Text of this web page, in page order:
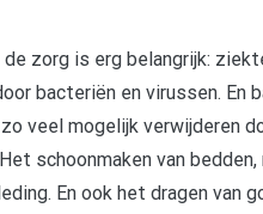
de zorg is erg belangrijk:
bacteriën en virussen. En
veel mogelijk verwijderen
schoonmaken van bedden,
En ook het dragen van